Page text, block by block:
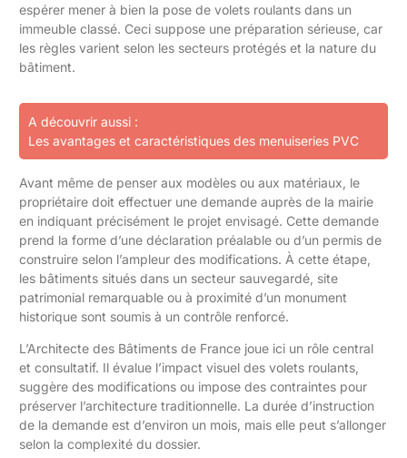
espérer mener à bien la pose de volets roulants dans un
immeuble classé. Ceci suppose une préparation sérieuse, car
les règles varient selon les secteurs protégés et la nature du
bâtiment.
A découvrir aussi :
Les avantages et caractéristiques des menuiseries PVC
Avant même de penser aux modèles ou aux matériaux, le
propriétaire doit effectuer une demande auprès de la mairie
en indiquant précisément le projet envisagé. Cette demande
prend la forme d’une déclaration préalable ou d’un permis de
construire selon l’ampleur des modifications. À cette étape,
les bâtiments situés dans un secteur sauvegardé, site
patrimonial remarquable ou à proximité d’un monument
historique sont soumis à un contrôle renforcé.
L’Architecte des Bâtiments de France joue ici un rôle central
et consultatif. Il évalue l’impact visuel des volets roulants,
suggère des modifications ou impose des contraintes pour
préserver l’architecture traditionnelle. La durée d’instruction
de la demande est d’environ un mois, mais elle peut s’allonger
selon la complexité du dossier.